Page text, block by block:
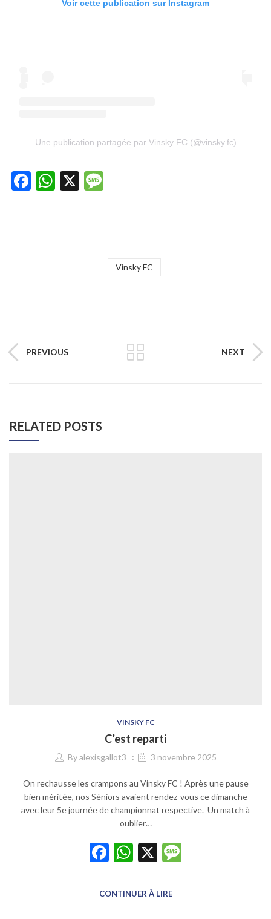
Voir cette publication sur Instagram
Une publication partagée par Vinsky FC (@vinsky.fc)
Facebook
WhatsApp
X
Vinsky FC
PREVIOUS NEXT
RELATED POSTS
VINSKY FC
C’est reparti
Byalexisgallot3 3 novembre 2025
On rechausse les crampons au Vinsky FC ! Après une pause
bien méritée, nos Séniors avaient rendez-vous ce dimanche
avec leur 5e journée de championnat respective. Un match à
oublier…
Facebook
WhatsApp
X
CONTINUER À LIRE